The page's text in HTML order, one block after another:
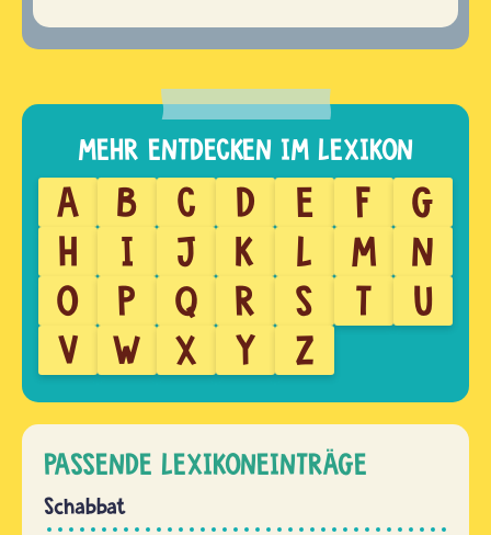
A B C D E F
G
H
I J K L M
N
O
P Q R S T
U
V
W X Y Z
PASSENDE LEXIKONEINTRÄGE
Schabbat